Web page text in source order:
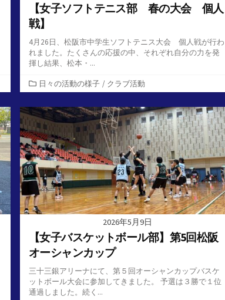
【女子ソフトテニス部 春の大会 個人
戦】
4月26日、松阪市中学生ソフトテニス大会 個人戦が行わ
れました。たくさんの応援の中、それぞれ自分の力を発
揮し結果、松本・...
カ
テ
ゴ
リ
ー
日々の活動の様子 / クラブ活動
2026年5月9日
【女子バスケットボール部】第5回松阪
オーシャンカップ
三十三銀アリーナにて、第５回オーシャンカップバスケ
ットボール大会に参加してきました。 予選は３勝で１位
通過しました。続く...